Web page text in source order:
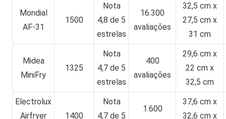
Mondial
AF-31
1500
Nota
4,8 de 5
estrelas
16.300
avaliações
32,5 cm x
27,5 cm x
31 cm
Midea
MiniFry
1325
Nota
4,7 de 5
estrelas
400
avaliações
29,6 cm x
22 cm x
32,5 cm
Electrolux
Airfryer
1400
Nota
4,7 de 5
1.600
37,6 cm x
32,6 cm x